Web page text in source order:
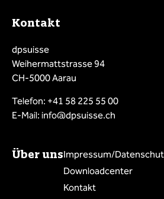
Kontakt
dpsuisse
Weihermattstrasse 94
CH-5000 Aarau
Telefon: +41 58 225 55 00
E-Mail: info@dpsuisse.ch
Über unsImpressum/
Downloadcenter
Kontakt